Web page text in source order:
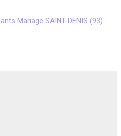
Mariage SAINT-DENIS (93)